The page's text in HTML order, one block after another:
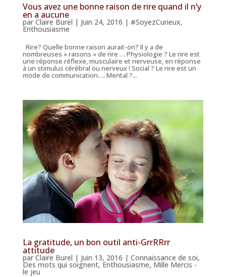
Vous avez une bonne raison de rire quand il n’y
en a aucune
par Claire Burel | Juin 24, 2016 | #SoyezCurieux,
Enthousiasme
Rire? Quelle bonne raison aurait-on? Il y a de
nombreuses « raisons » de rire … Physiologie ? Le rire est
une réponse réflexe, musculaire et nerveuse, en réponse
à un stimulus cérébral ou nerveux ! Social ? Le rire est un
mode de communication…. Mental ?...
La gratitude, un bon outil anti-GrrRRrr
attitude
par Claire Burel | Juin 13, 2016 | Connaissance de soi,
Des mots qui soignent, Enthousiasme, Mille Mercis -
le jeu